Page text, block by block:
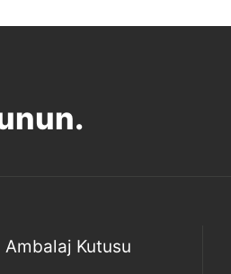
Ambalaj Kutusu